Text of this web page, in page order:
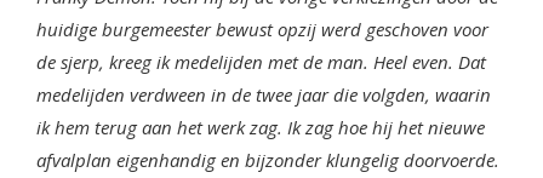
huidige burgemeester bewust opzij werd geschoven voor
de sjerp, kreeg ik medelijden met de man. Heel even. Dat
medelijden verdween in de twee jaar die volgden, waarin
ik hem terug aan het werk zag. Ik zag hoe hij het nieuwe
afvalplan eigenhandig en bijzonder klungelig doorvoerde.